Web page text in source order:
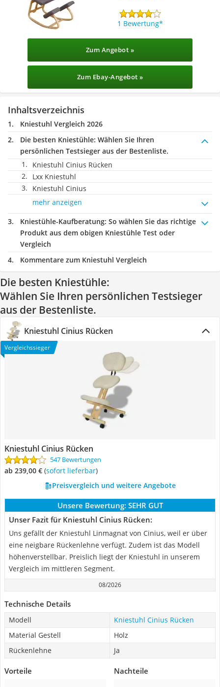
1 Bewertung
Zum Angebot »
Zum Ebay-Angebot »
Inhaltsverzeichnis
Kniestuhl Vergleich 2026
Die besten Kniestühle: Wählen Sie Ihren
persönlichen Testsieger aus der Bestenliste.
Kniestuhl Cinius Rücken
Lxx Kniestuhl
Kniestuhl Cinius
mehr anzeigen
Kniestühle-Kaufberatung: So wählen Sie das richtige
Produkt aus dem obigen Kniestühle Test oder
Vergleich
Kommentare zum Kniestuhl Vergleich
Die besten Kniestühle:
Wählen Sie Ihren persönlichen Testsieger
aus der Bestenliste.
Kniestuhl Cinius Rücken
Vergleichssieger
Kniestuhl Cinius Rücken
547 Bewertungen
ab 239,00 € ( Sofort lieferbar)
Preisvergleich und weitere Angebote
Unsere Bewertung: SEHR GUT
Unser Fazit für Kniestuhl Cinius Rücken:
Uns gefällt der Kniestuhl Linmagnat von Cinius, weil er über
eine neigbare Rückenlehne verfügt. Zudem ist das Modell
höhenverstellbar. Preislich liegt der Kniestuhl in unserem
Vergleich im mittleren Segment.
08/2026
Technische Details
Modell
Kniestuhl Cinius Rücken
Material Gestell
Holz
Rückenlehne
Ja
Vorteile Nachteile